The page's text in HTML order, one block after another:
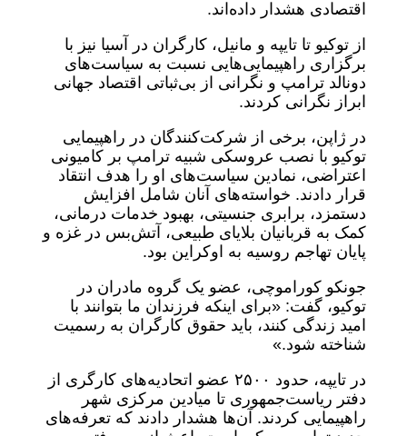
اقتصادی هشدار داده‌اند.
از توکیو تا تایپه و مانیل، کارگران در آسیا نیز با
برگزاری راهپیمایی‌هایی نسبت به سیاست‌های
دونالد ترامپ و نگرانی از بی‌ثباتی اقتصاد جهانی
ابراز نگرانی کردند.
در ژاپن، برخی از شرکت‌کنندگان در راهپیمایی
توکیو با نصب عروسکی شبیه ترامپ بر کامیونی
اعتراضی، نمادین سیاست‌های او را هدف انتقاد
قرار دادند. خواسته‌های آنان شامل افزایش
دستمزد، برابری جنسیتی، بهبود خدمات درمانی،
کمک به قربانیان بلایای طبیعی، آتش‌بس در غزه و
پایان تهاجم روسیه به اوکراین بود.
جونکو کوراموچی، عضو یک گروه مادران در
توکیو، گفت: «برای اینکه فرزندان ما بتوانند با
امید زندگی کنند، باید حقوق کارگران به رسمیت
شناخته شود.»
در تایپه، حدود ۲۵۰۰ عضو اتحادیه‌های کارگری از
دفتر ریاست‌جمهوری تا میادین مرکزی شهر
راهپیمایی کردند. آن‌ها هشدار دادند که تعرفه‌های